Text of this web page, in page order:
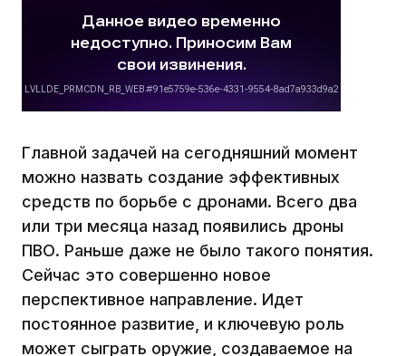
Главной задачей на сегодняшний момент
можно назвать создание эффективных
средств по борьбе с дронами. Всего два
или три месяца назад появились дроны
ПВО. Раньше даже не было такого понятия.
Сейчас это совершенно новое
перспективное направление. Идет
постоянное развитие, и ключевую роль
может сыграть оружие, создаваемое на